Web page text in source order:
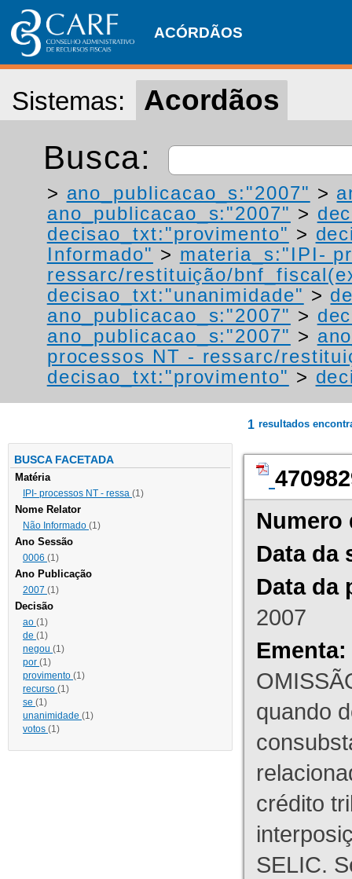
ACÓRDÃOS
Sistemas: Acordãos
Busca:
> ano_publicacao_s:"2007" >
ano_publicacao_s:"2007" >
decisao_txt:"provimento" >
Informado" > materia_s:"IPI-
ressarc/restituição/
decisao_txt:"unanimidade" >
ano_publicacao_s:"2007" >
ano_publicacao_s:"2007" >
processos NT - ressarc/
decisao_txt:"provimento" >
BUSCA FACETADA
Matéria
IPI- processos NT - ressa (1)
Nome Relator
Não Informado (1)
Ano Sessão
0006 (1)
Ano Publicação
2007 (1)
Decisão
ao (1)
de (1)
negou (1)
por (1)
provimento (1)
recurso (1)
se (1)
unanimidade (1)
votos (1)
1 resultados
Numero
Data da
Data da
2007
Ementa:
quando
crédito
SELIC.